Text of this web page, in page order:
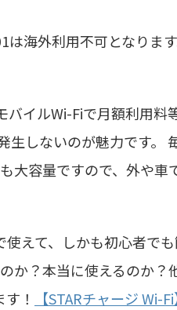
は海外利用不可となりま
バイルWi-Fiで月額利用
しないのが魅力です。
大容量ですので、外や車
えて、しかも初心者で
か？本当に使えるのか
！
【STARチャージ Wi-Fi